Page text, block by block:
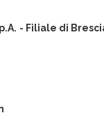
- Filiale di